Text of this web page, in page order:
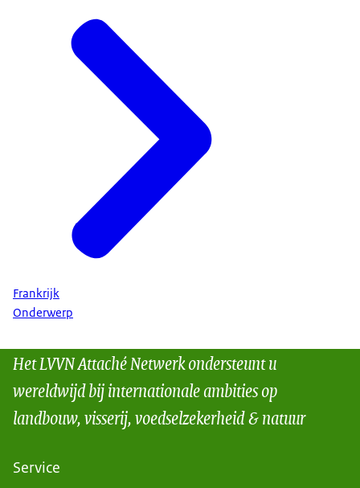
Frankrijk
Onderwerp
Het LVVN Attaché Netwerk ondersteunt u
wereldwijd bij internationale ambities op
landbouw, visserij, voedselzekerheid & natuur
Service